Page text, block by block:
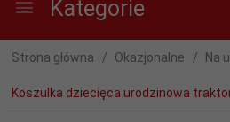
Kategorie
Strona główna Okazjonalne Na
Koszulka dziecięca urodzinowa